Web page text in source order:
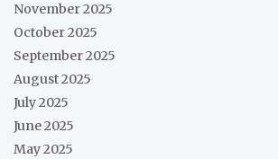
November 2025
October 2025
September 2025
August 2025
July 2025
June 2025
May 2025